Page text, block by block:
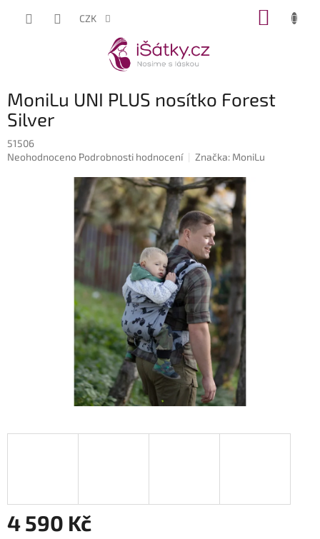
CZK
MoniLu UNI PLUS nosítko Forest
Silver
51506
Průměrné
Neohodnoceno Podrobnosti hodnocení Značka: MoniLu
4 590 Kč